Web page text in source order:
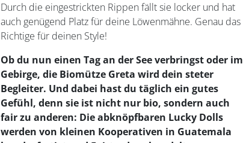
Durch die eingestrickten Rippen fällt sie locker und hat
auch genügend Platz für deine Löwenmähne. Genau das
Richtige für deinen Style!
Ob du nun einen Tag an der See verbringst oder im
Gebirge, die Biomütze Greta wird dein steter
Begleiter. Und dabei hast du täglich ein gutes
Gefühl, denn sie ist nicht nur bio, sondern auch
fair zu anderen: Die abknöpfbaren Lucky Dolls
werden von kleinen Kooperativen in Guatemala